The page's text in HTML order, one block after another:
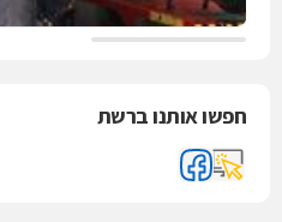
חפשו אותנו ברשת